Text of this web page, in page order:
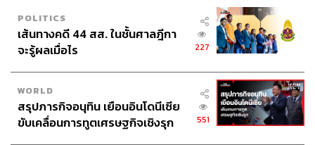
ที่ผมเขียนเรื่องบ้านเก่า เพราะเมื่อวันที่ 18-19 ธันวาคมที่ผ่าน
มา ผมพาคนไปเที่ยว คล้ายกับทัวร์ ก่อนหน้านั้นสัก 1 สัปดาห์
บังเอิญโชคดีได้พบกับนักโบราณคดีผู้ขุดค้นแหล่งโบราณคดี
สุภมาศ ดวงสกุล นักโบราณคดีชำนาญการ สำนักศิลปากรที่
2 สุพรรณบุรี ช่วยนำชมและอธิบายเกี่ยวกับพิพิธภัณฑ์แห่งนี้
ทั้งหมด ซึ่งต้องขอบคุณมา ณ ที่นี้ และยังมี คุณสำเนา จาด
ทองคำ หัวหน้าพิพิธภัณฑสถานแห่งชาติ บ้านเก่า ที่ยินดี
POLITICS
เส้นทางคดี 44 สส. ในชั้นศาลฎีกา
จะรู้ผลเมื่อไร
227
WORLD
สรุปภารกิจอนุทิน เยือนอินโดนีเซีย
ขับเคลื่อนการทูตเศรษฐกิจเชิงรุก
551